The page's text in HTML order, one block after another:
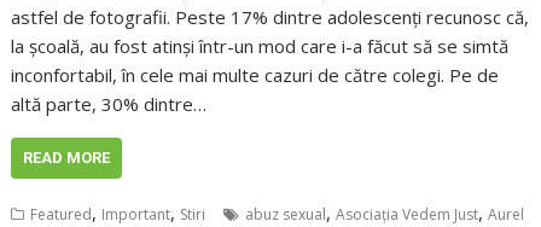
astfel de fotografii. Peste 17% dintre adolescenţi recunosc că,
la școală, au fost atinși într-un mod care i-a făcut să se simtă
inconfortabil, în cele mai multe cazuri de către colegi. Pe de
altă parte, 30% dintre…
READ MORE
Featured, Important, Stiri abuz sexual,Asociaţia Vedem Just,Aurel